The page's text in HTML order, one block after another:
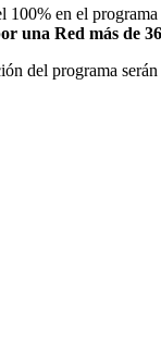
100% en el
una Red más de
del programa